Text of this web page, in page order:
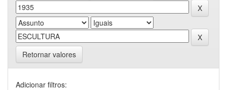
Retornar valores
Adicionar filtros: